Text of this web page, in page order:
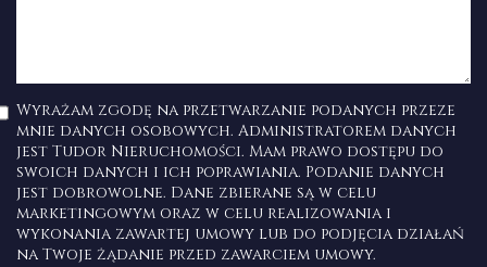
Wyrażam zgodę na przetwarzanie podanych przeze
mnie danych osobowych. Administratorem danych
jest Tudor Nieruchomości. Mam prawo dostępu do
swoich danych i ich poprawiania. Podanie danych
jest dobrowolne. Dane zbierane są w celu
marketingowym oraz w celu realizowania i
wykonania zawartej umowy lub do podjęcia działań
na Twoje żądanie przed zawarciem umowy.